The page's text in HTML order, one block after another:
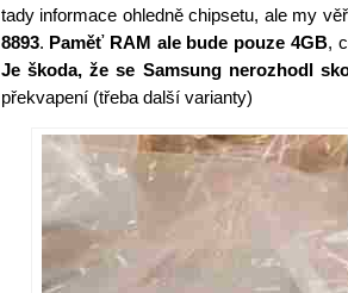
tady informace ohledně chipsetu, ale my
8893. Paměť RAM ale bude pouze 4GB,
Je škoda, že se Samsung nerozhodl
překvapení (třeba další varianty)